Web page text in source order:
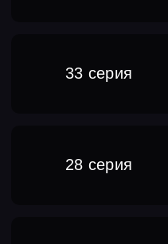
33 серия
28 серия